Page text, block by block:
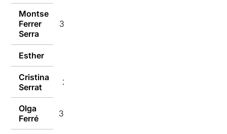
Montse
Ferrer
Serra
31/01/2018
Esther
Cristina
Serrat
31/01/2018
Olga
Ferré
31/01/2018